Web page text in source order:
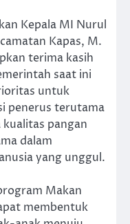
Kepala MI Nurul
Kapas, M.
terima kasih
saat ini
untuk
penerus terutama
kualitas pangan
dalam
yang unggul.
Makan
membentuk